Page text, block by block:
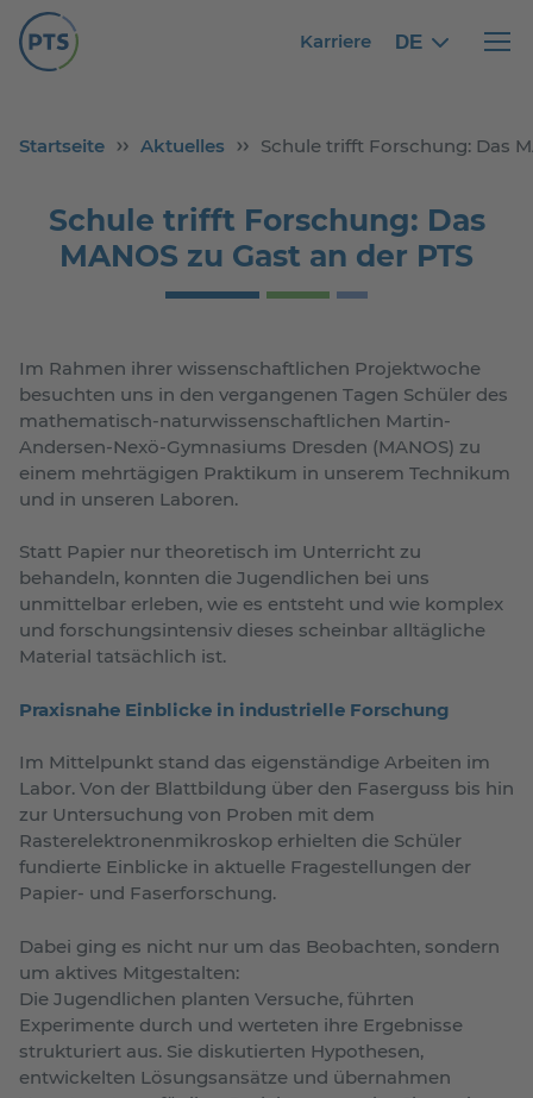
Karriere DEGerman
German
Startseite Aktuelles Schule trifft Forschung: Das
Schule trifft Forschung: Das
MANOS zu Gast an der PTS
Im Rahmen ihrer wissenschaftlichen Projektwoche
besuchten uns in den vergangenen Tagen Schüler des
mathematisch-naturwissenschaftlichen Martin-
Andersen-Nexö-Gymnasiums Dresden (MANOS) zu
einem mehrtägigen Praktikum in unserem Technikum
und in unseren Laboren.
Statt Papier nur theoretisch im Unterricht zu
behandeln, konnten die Jugendlichen bei uns
unmittelbar erleben, wie es entsteht und wie komplex
und forschungsintensiv dieses scheinbar alltägliche
Material tatsächlich ist.
Praxisnahe Einblicke in industrielle Forschung
Im Mittelpunkt stand das eigenständige Arbeiten im
Labor. Von der Blattbildung über den Faserguss bis hin
zur Untersuchung von Proben mit dem
Rasterelektronenmikroskop erhielten die Schüler
fundierte Einblicke in aktuelle Fragestellungen der
Papier- und Faserforschung.
Dabei ging es nicht nur um das Beobachten, sondern
um aktives Mitgestalten:
Die Jugendlichen planten Versuche, führten
Experimente durch und werteten ihre Ergebnisse
strukturiert aus. Sie diskutierten Hypothesen,
entwickelten Lösungsansätze und übernahmen